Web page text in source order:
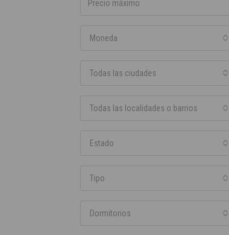
Moneda
Todas las ciudades
Todas las localidades o barrios
Estado
Tipo
Dormitorios